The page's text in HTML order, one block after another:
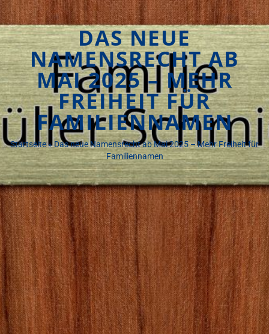
DAS NEUE
NAMENSRECHT AB
MAI 2025 – MEHR
FREIHEIT FÜR
FAMILIENNAMEN
Startseite»Das neue Namensrecht ab Mai 2025 – Mehr Freiheit für
Familiennamen